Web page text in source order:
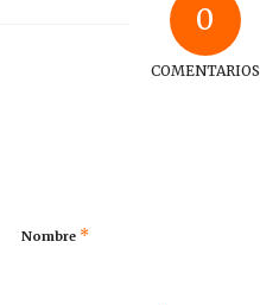
0
COMENTARIOS
Nombre *